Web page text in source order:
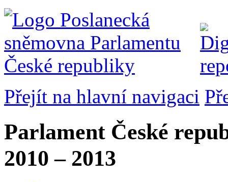
Přejít na hlavní navigaci
Parlament České
2010 – 2013